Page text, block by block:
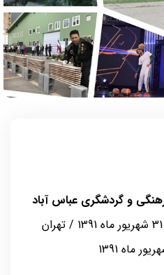
و گردشگری عباس آباد